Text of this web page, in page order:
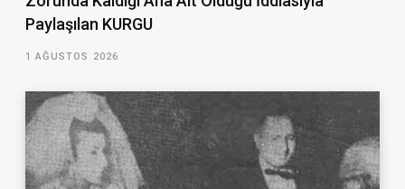
Paylaşılan KURGU
1 AĞUSTOS 2026